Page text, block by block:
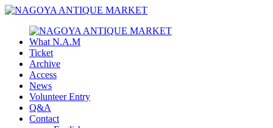
What N.A.M
Ticket
Archive
Access
News
Volunteer Entry
Q&A
Contact